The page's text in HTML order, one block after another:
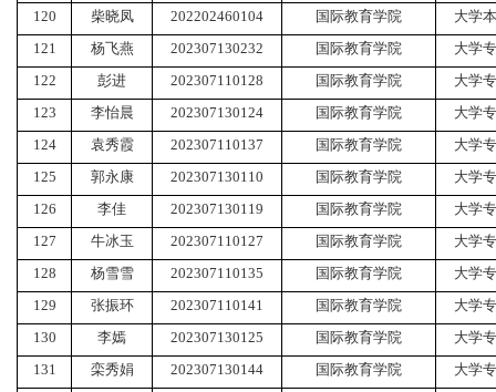
120
柴晓凤 202202460104 国际教育学院
大学
121
杨飞燕 202307130232 国际教育学院
大学
122
彭进 202307110128 国际教育学院
大学
123
李怡晨 202307130124 国际教育学院
大学
124
袁秀霞 202307110137 国际教育学院
大学
125
郭永康 202307130110 国际教育学院
大学
126
李佳 202307130119 国际教育学院
大学
127
牛冰玉 202307110127 国际教育学院
大学
128
杨雪雪 202307110135 国际教育学院
大学
129
张振环 202307110141 国际教育学院
大学
130
李嫣 202307130125 国际教育学院
大学
131
栾秀娟 202307130144 国际教育学院
大学